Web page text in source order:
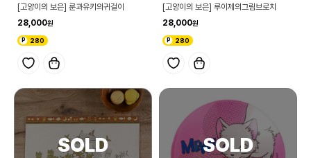
[고양이의 보은] 룬과유키의귀걸이
28,000
280
[고양이의 보은] 루이제의그림브로치
28,000
280